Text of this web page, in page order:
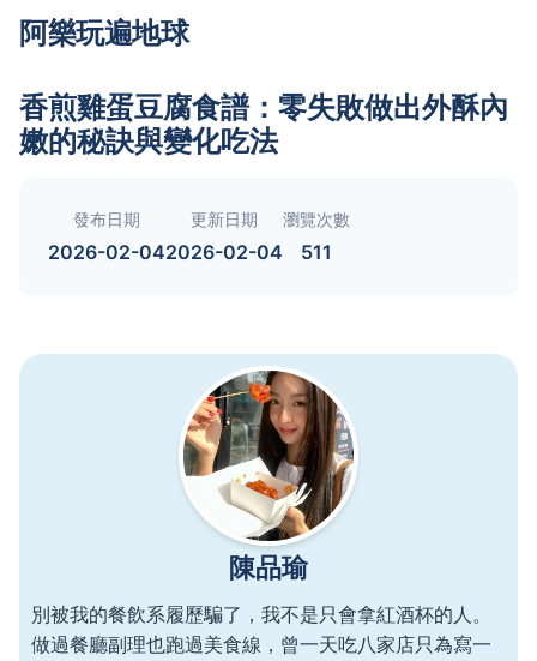
阿樂玩遍地球
香煎雞蛋豆腐食譜：零失敗做出外酥內
嫩的秘訣與變化吃法
發布日期
2026-02-04
更新日期
2026-02-04
瀏覽次數
511
陳品瑜
別被我的餐飲系履歷騙了，我不是只會拿紅酒杯的人。
做過餐廳副理也跑過美食線，曾一天吃八家店只為寫一